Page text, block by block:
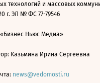
технологий и массовых
г. ЭЛ № ФС 77-79546
Ньюс Медиа»
Казьмина Ирина Сергеевна
news@vedomosti.ru